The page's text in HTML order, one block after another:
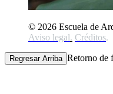
© 2026 Escuela de
Aviso legal. Créditos.
Regresar Arriba Retorno de